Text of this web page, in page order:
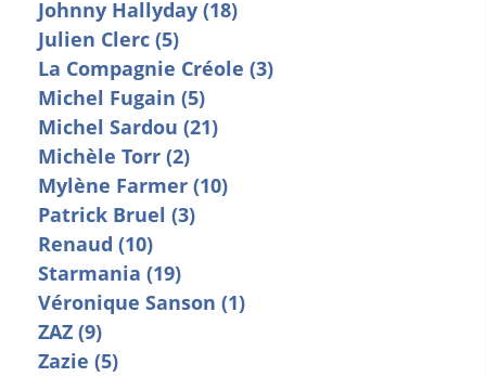
Johnny Hallyday (18)
Julien Clerc (5)
La Compagnie Créole (3)
Michel Fugain (5)
Michel Sardou (21)
Michèle Torr (2)
Mylène Farmer (10)
Patrick Bruel (3)
Renaud (10)
Starmania (19)
Véronique Sanson (1)
ZAZ (9)
Zazie (5)